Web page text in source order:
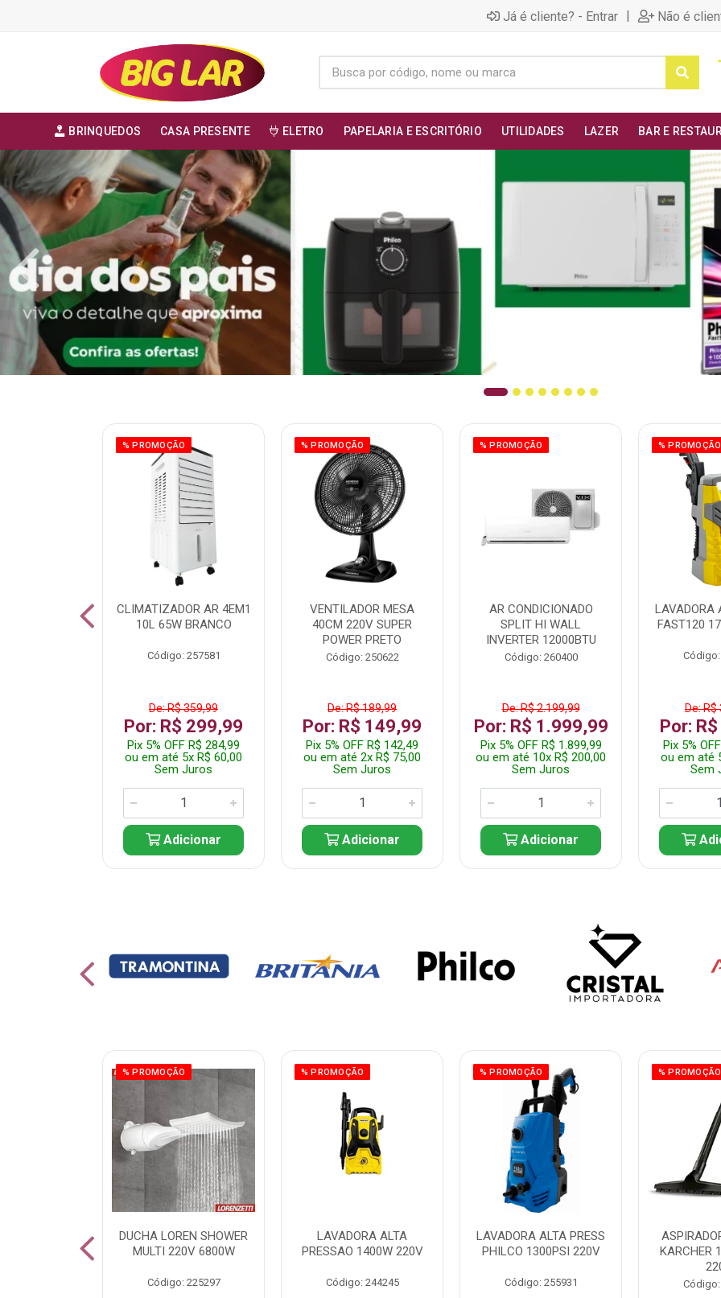
Já é cliente? - Entrar | Não é
BRINQUEDOS CASA PRESENTE ELETRO PAPELARIA E ESCRITÓRIO UTILIDADES LAZER BAR E
% PROMOÇÃO
CLIMATIZADOR AR 4EM1
10L 65W BRANCO
Código: 257581
De: R$ 359,99
Por: R$ 299,99
Pix 5% OFF R$ 284,99
ou em até 5x R$ 60,00
Sem Juros
Adicionar
% PROMOÇÃO
VENTILADOR MESA
40CM 220V SUPER
POWER PRETO
Código: 250622
De: R$ 189,99
Por: R$ 149,99
Pix 5% OFF R$ 142,49
ou em até 2x R$ 75,00
Sem Juros
Adicionar
% PROMOÇÃO
AR CONDICIONADO
SPLIT HI WALL
INVERTER 12000BTU
Código: 260400
De: R$ 2.199,99
Por: R$ 1.999,99
Pix 5% OFF R$ 1.899,99
ou em até 10x R$ 200,00
Sem Juros
Adicionar
% PROMOÇÃO
LAVADORA
FAST120
De: R$
Por:
Pix 5%
ou em até
Sem
% PROMOÇÃO
DUCHA LOREN SHOWER
MULTI 220V 6800W
Código: 225297
% PROMOÇÃO
LAVADORA ALTA
PRESSAO 1400W 220V
Código: 244245
% PROMOÇÃO
LAVADORA ALTA PRESS
PHILCO 1300PSI 220V
Código: 255931
% PROMOÇÃO
KARCHER